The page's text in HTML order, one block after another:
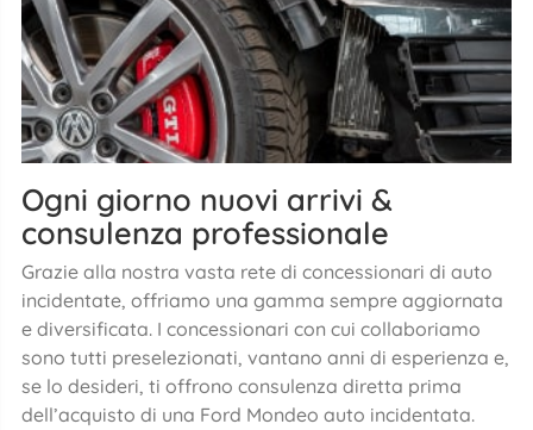
Ogni giorno nuovi arrivi &
consulenza professionale
Grazie alla nostra vasta rete di concessionari di auto
incidentate, offriamo una gamma sempre aggiornata
e diversificata. I concessionari con cui collaboriamo
sono tutti preselezionati, vantano anni di esperienza e,
se lo desideri, ti offrono consulenza diretta prima
dell’acquisto di una Ford Mondeo auto incidentata.